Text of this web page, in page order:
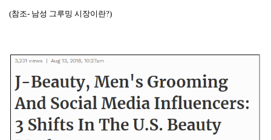
(참조- 남성 그루밍 시장이란?)